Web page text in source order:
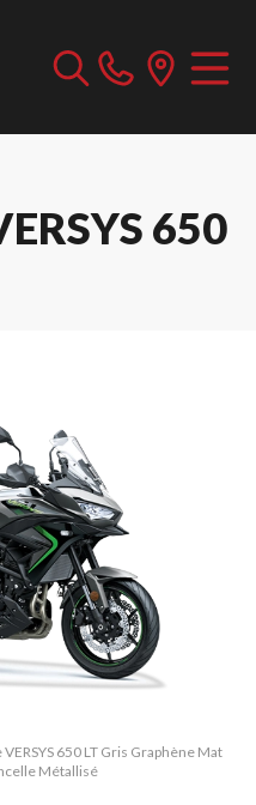
650
650 LT Gris Graphène Mat
Métallisé